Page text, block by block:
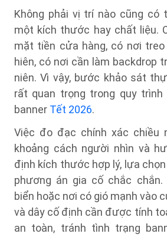
Không phải vị trí nào cũng có
một kích thước hay chất liệu.
mặt tiền cửa hàng, có nơi
hiên, có nơi cần làm backdrop
niên. Vì vậy, bước khảo sát
rất quan trọng trong quy
banner Tết 2026.
Việc đo đạc chính xác chiều
khoảng cách người nhìn và
định kích thước hợp lý, lựa
phương án gia cố chắc
biển hoặc nơi có gió mạnh vào
và dây cố định cần được tính
an toàn, tránh tình trạng